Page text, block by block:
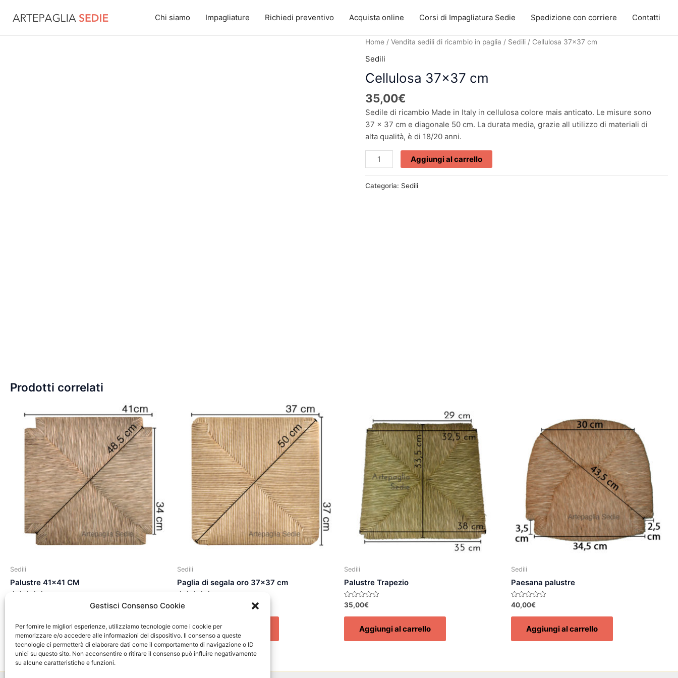
Gestisci Consenso Cookie
Per fornire le migliori esperienze, utilizziamo tecnologie come i cookie per
memorizzare e/o accedere alle informazioni del dispositivo. Il consenso a queste
tecnologie ci permetterà di elaborare dati come il comportamento di navigazione o ID
unici su questo sito. Non acconsentire o ritirare il consenso può influire negativamente
su alcune caratteristiche e funzioni.
Chi siamo Impagliature Richiedi preventivo Acquista online Corsi di Impagliatura Sedie Spedizione con corriere Contatti
Home /Vendita sedili di ricambio in paglia / Sedili / Cellulosa 37×37 cm
Sedili
Cellulosa 37×37 cm
35,00€
Sedile di ricambio Made in Italy in cellulosa colore mais anticato. Le misure sono
37 x 37 cm e diagonale 50 cm. La durata media, grazie all utilizzo di materiali di
alta qualità, è di 18/20 anni.
Cellulosa
37x37
cm
quantità
Aggiungi al carrello
Categoria: Sedili
Prodotti correlati
Sedili
Palustre 41×41 CM
Aggiungi al carrello
Sedili
Paglia di segala oro 37×37 cm
Valutato
0
40,00
Aggiungi al carrello
Sedili
Palustre Trapezio
Valutato
0
su
35,00€
Aggiungi al carrello
Sedili
Paesana palustre
Valutato
0
su
40,00€
Aggiungi al carrello